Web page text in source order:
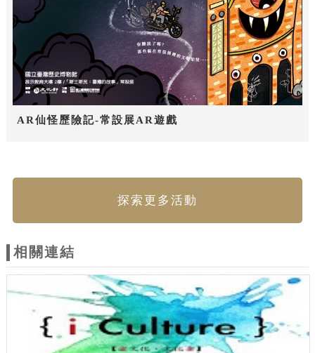
AR仙怪歷險記-常設展AR遊戲
探索更多活動
相關連結